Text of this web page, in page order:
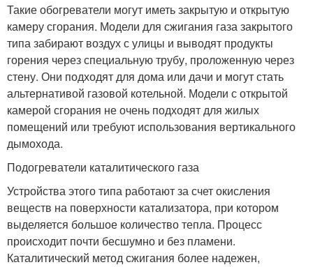
Такие обогреватели могут иметь закрытую и открытую
камеру сгорания. Модели для сжигания газа закрытого
типа забирают воздух с улицы и выводят продукты
горения через специальную трубу, проложенную через
стену. Они подходят для дома или дачи и могут стать
альтернативой газовой котельной. Модели с открытой
камерой сгорания не очень подходят для жилых
помещений или требуют использования вертикального
дымохода.
Подогреватели каталитического газа
Устройства этого типа работают за счет окисления
веществ на поверхности катализатора, при котором
выделяется большое количество тепла. Процесс
происходит почти бесшумно и без пламени.
Каталитический метод сжигания более надежен,